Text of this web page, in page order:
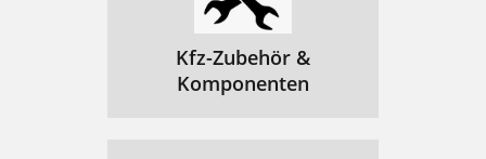
Kfz-Zubehör &
Komponenten